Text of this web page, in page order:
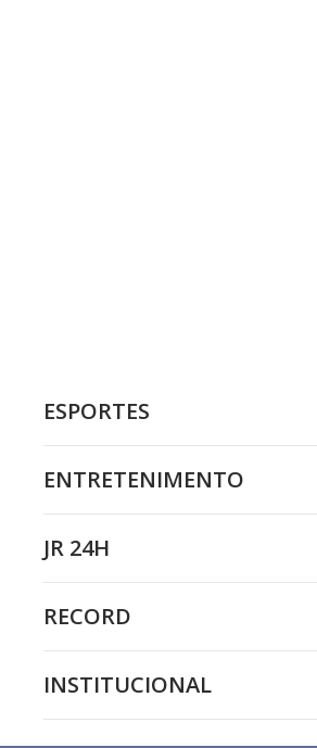
ESPORTES
ENTRETENIMENTO
JR 24H
RECORD
INSTITUCIONAL